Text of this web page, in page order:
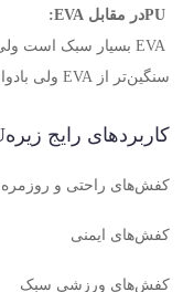
PUدر مقابل EVA
:
EVA بسیار سبک است
سنگین‌تر از EVA ولی
کاربردهای رایج زیره
کفش‌های راحتی و روزمره
کفش‌های ایمنی
کفش‌های ورزشی سبک